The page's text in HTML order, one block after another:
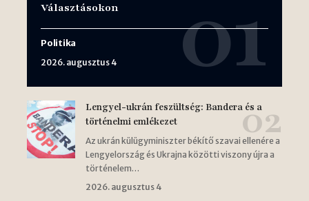
Választásokon
Politika
2026. augusztus 4
Lengyel-ukrán feszültség: Bandera és a
történelmi emlékezet
Az ukrán külügyminiszter békítő szavai ellenére a
Lengyelország és Ukrajna közötti viszony újra a
történelem…
2026. augusztus 4